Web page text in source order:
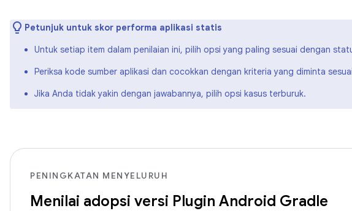
Petunjuk untuk skor performa aplikasi statis
Untuk setiap item dalam penilaian ini, pilih opsi yang paling sesuai dengan
Periksa kode sumber aplikasi dan cocokkan dengan kriteria yang diminta
Jika Anda tidak yakin dengan jawabannya, pilih opsi kasus terburuk.
PENINGKATAN MENYELURUH
Menilai adopsi versi Plugin Android Gradle